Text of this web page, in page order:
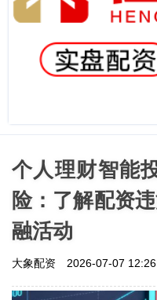
个人理财智能
险：了解配资
融活动
大象配资 2026-07-07